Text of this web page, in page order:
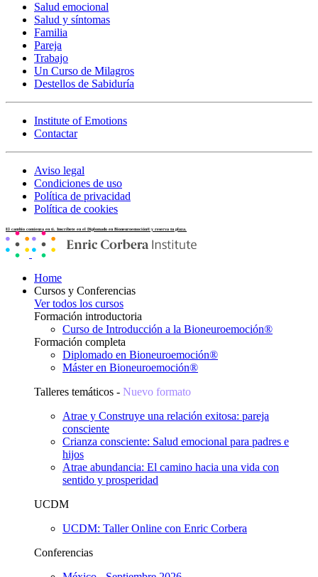
Salud emocional
Salud y síntomas
Familia
Pareja
Trabajo
Un Curso de Milagros
Destellos de Sabiduría
Institute of Emotions
Contactar
Aviso legal
Condiciones de uso
Política de privacidad
Política de cookies
El cambio comienza en ti. Inscríbete en el Diplomado en Bioneuroemoción® y reserva tu plaza.
Home
Cursos y Conferencias
Ver todos los cursos
Formación introductoria
Curso de Introducción a la Bioneuroemoción®
Formación completa
Diplomado en Bioneuroemoción®
Máster en Bioneuroemoción®
Talleres temáticos - Nuevo formato
Atrae y Construye una relación exitosa: pareja
consciente
Crianza consciente: Salud emocional para padres e
hijos
Atrae abundancia: El camino hacia una vida con
sentido y prosperidad
UCDM
UCDM: Taller Online con Enric Corbera
Conferencias